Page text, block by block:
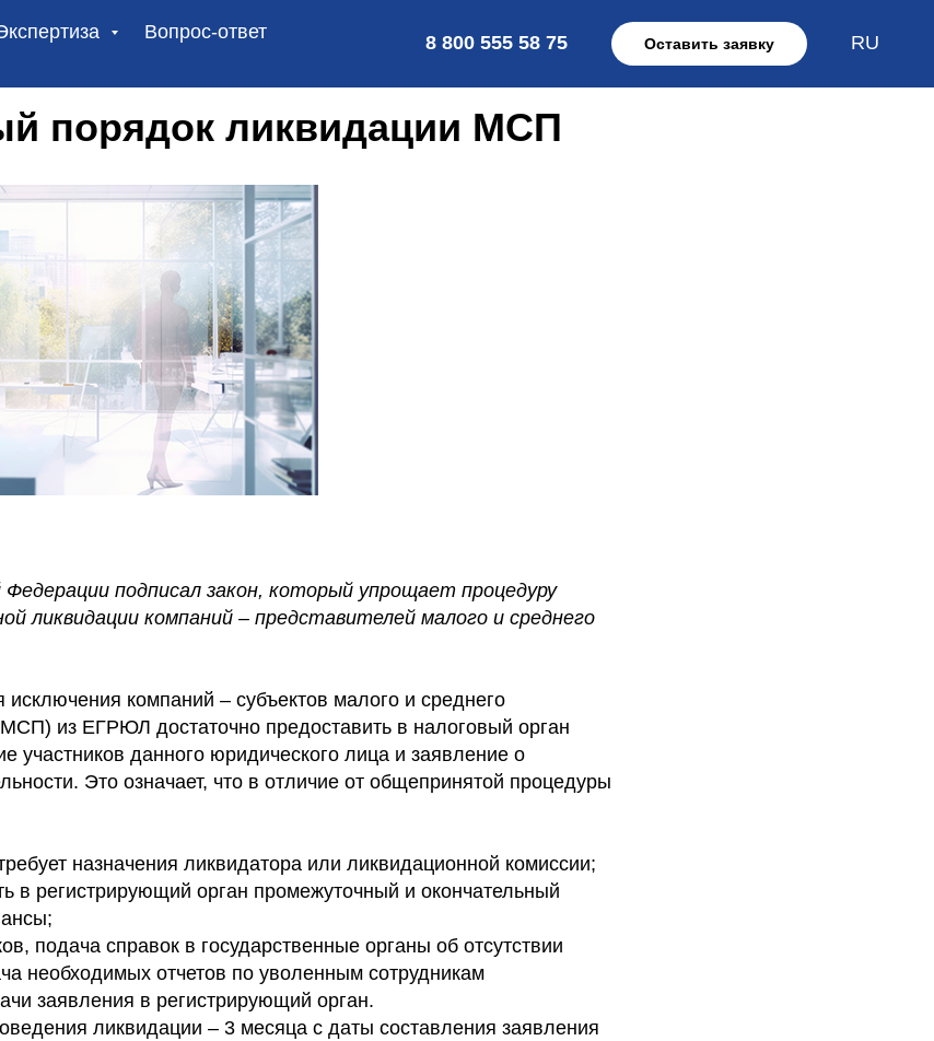
Вопрос-ответ
8 800 555 58 75 Оставить заявку RU
порядок ликвидации МСП
подписал закон, который упрощает процедуру
ликвидации компаний – представителей малого и среднего
компаний – субъектов малого и среднего
из ЕГРЮЛ достаточно предоставить в налоговый орган
участников данного юридического лица и заявление о
Это означает, что в отличие от общепринятой процедуры
назначения ликвидатора или ликвидационной комиссии;
в регистрирующий орган промежуточный и окончательный
подача справок в государственные органы об отсутствии
необходимых отчетов по уволенным сотрудникам
заявления в регистрирующий орган.
ликвидации – 3 месяца с даты составления заявления